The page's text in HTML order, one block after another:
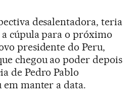
desalentadora, teria
cúpula para o próximo
presidente do Peru,
chegou ao poder depois
de Pedro Pablo
manter a data.